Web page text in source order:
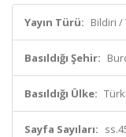
Yayın Türü: Bildiri /
Basıldığı Şehir:
Basıldığı Ülke:
Sayfa Sayıları: